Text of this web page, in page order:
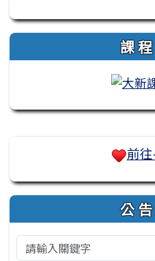
課
前
公